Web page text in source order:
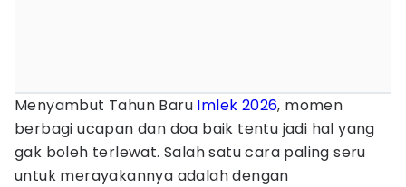
Menyambut Tahun Baru Imlek 2026, momen
berbagi ucapan dan doa baik tentu jadi hal yang
gak boleh terlewat. Salah satu cara paling seru
untuk merayakannya adalah dengan